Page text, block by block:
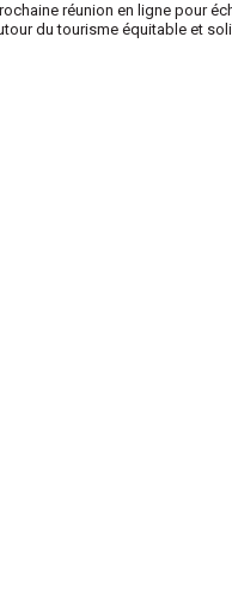
réunion en ligne pour
du tourisme équitable et